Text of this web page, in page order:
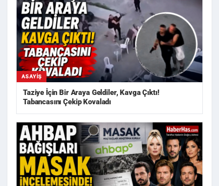
ASAYIŞ
Taziye İçin Bir Araya Geldiler, Kavga Çıktı!
Tabancasını Çekip Kovaladı